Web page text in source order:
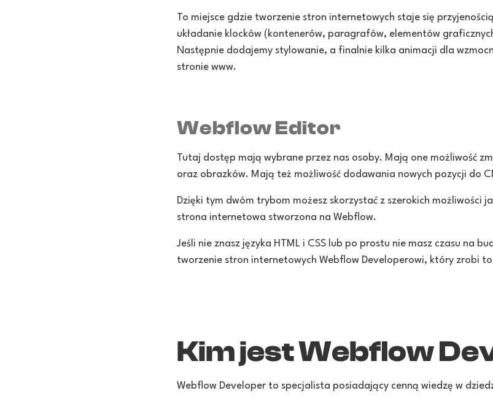
To miejsce gdzie tworzenie stron internetowych staje się
układanie klocków (kontenerów, paragrafów, elementów
Następnie dodajemy stylowanie, a finalnie kilka animacji dla
stronie www.
Webflow Editor
Tutaj dostęp mają wybrane przez nas osoby. Mają one możliwość
oraz obrazków. Mają też możliwość dodawania nowych pozycji do
Dzięki tym dwóm trybom możesz skorzystać z szerokich możliwości
strona internetowa stworzona na Webflow.
Jeśli nie znasz języka HTML i CSS lub po prostu nie masz czasu na
tworzenie stron internetowych Webflow Developerowi, który zrobi
Kim jest Webflow
Webflow Developer to specjalista posiadający cenną wiedzę w